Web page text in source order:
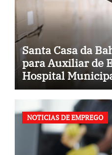
Santa Casa da
para Auxiliar de
Hospital
(BA)
NOTICIAS DE EMPREGO